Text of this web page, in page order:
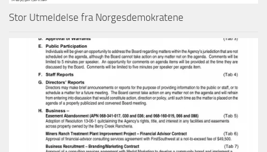
Stor Utmeldelse fra Norgesdemokratene